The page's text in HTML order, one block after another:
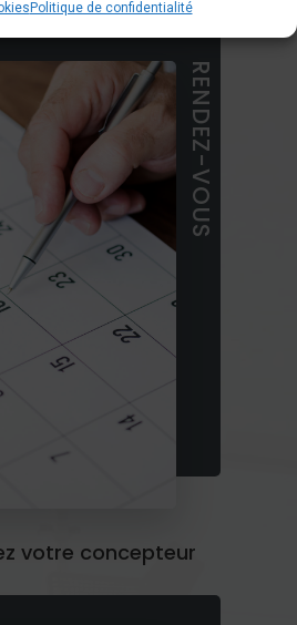
Politique de confidentialité
RENDEZ-VOUS
votre concepteur